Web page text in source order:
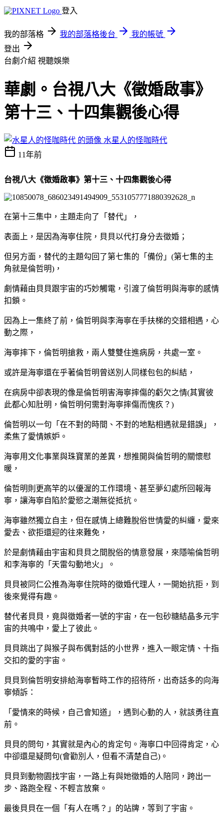
登入
我的部落格 我的部落格後台
我的帳號
登出
台劇介紹 視聽娛樂
華劇。台視八大《徵婚啟事》
第十三、十四集觀後心得
水星人的怪咖時代
11年前
台視八大《徵婚啟事》第十三、十四集觀後心得
在第十三集中，主題走向了「替代」，
表面上，是因為海寧住院，貝貝以代打身分去徵婚；
但另方面，替代的主題勾回了第七集的「備份」(第七集的主
角就是倫哲明)，
劇情藉由貝貝跟宇宙的巧妙觸電，引渡了倫哲明與海寧的感情
扣鎖。
因為上一集終了前，倫哲明與李海寧在手扶梯的交錯相遇，心
動之際，
海寧摔下，倫哲明搶救，兩人雙雙住進病房，共處一室。
或許是海寧還在乎著倫哲明曾送別人同樣包包的糾結，
在病房中卻表現的像是倫哲明害海寧摔傷的虧欠之情(其實彼
此都心知肚明，倫哲明何需對海寧摔傷而愧疚？)
倫哲明以一句「在不對的時間、不對的地點相遇就是錯誤」，
柔焦了愛情嫉妒。
海寧用文化事業與珠寶業的差異，想推開與倫哲明的關懷慰
暖，
倫哲明則更高竿的以優渥的工作環境、甚至夢幻處所回報海
寧，讓海寧自陷於愛慾之潮無從抵抗。
海寧雖然獨立自主，但在感情上總難脫俗世情愛的糾纏，愛來
愛去、欲拒還迎的往來難免，
於是劇情藉由宇宙和貝貝之間脫俗的情意發展，來隱喻倫哲明
和李海寧的「天雷勾動地火」。
貝貝被同仁公推為海寧住院時的徵婚代理人，一開始抗拒，到
後來覺得有趣。
替代者貝貝，竟與徵婚者一號的宇宙，在一包砂糖結晶多元宇
宙的共鳴中，愛上了彼此。
貝貝跳出了與猴子與布偶對話的小世界，進入一眼定情、十指
交扣的愛的宇宙。
貝貝到倫哲明安排給海寧暫時工作的招待所，出奇話多的向海
寧傾訴：
「愛情來的時候，自己會知道」，遇到心動的人，就該勇往直
前。
貝貝的問句，其實就是內心的肯定句。海寧口中回得肯定，心
中卻還是疑問句(會勸別人，但看不清楚自己)。
貝貝到動物園找宇宙，一路上有與她徵婚的人陪同，跨出一
步、路跑全程、不輕言放棄。
最後貝貝在一個「有人在嗎？」的站牌，等到了宇宙。